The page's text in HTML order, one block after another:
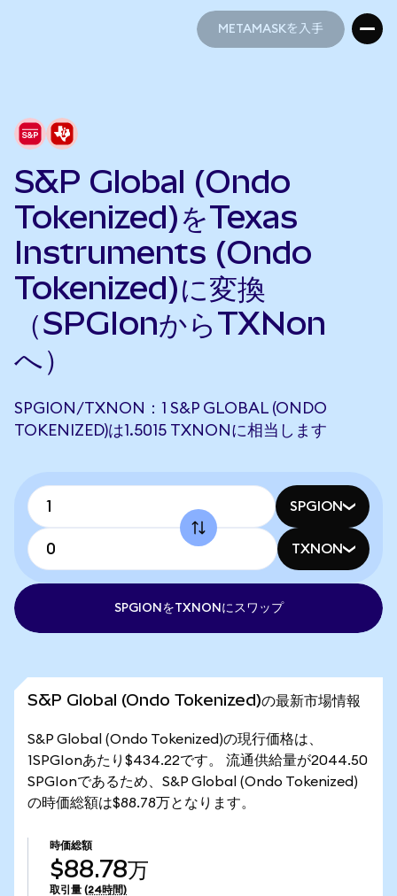
METAMASKを入手
S&P Global (Ondo
Tokenized)をTexas
Instruments (Ondo
Tokenized)に変換
（SPGIonからTXNon
へ）
SPGION/TXNON：1 S&P GLOBAL (ONDO
TOKENIZED)は1.5015 TXNONに相当します
SPGION
TXNON
SPGIONをTXNONにスワップ
S&P Global (Ondo Tokenized)の最新市場情報
S&P Global (Ondo Tokenized)の現行価格は、
1SPGIonあたり$434.22です。 流通供給量が2044.50
SPGIonであるため、S&P Global (Ondo Tokenized)
の時価総額は$88.78万となります。
時価総額
$88.78万
取引量 (24時間)